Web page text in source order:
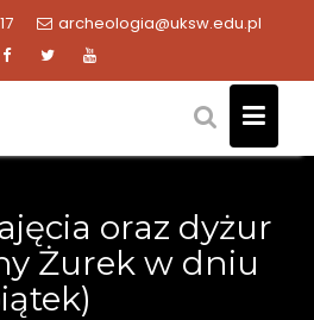
archeologia@uksw.edu.pl
oraz dyżur
Żurek w dniu